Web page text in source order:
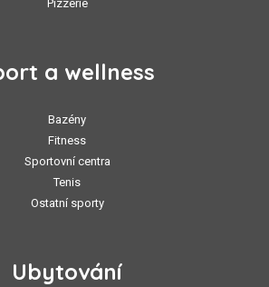
Pizzerie
a wellness
Bazény
Fitness
Sportovní centra
Tenis
Ostatní sporty
Ubytování